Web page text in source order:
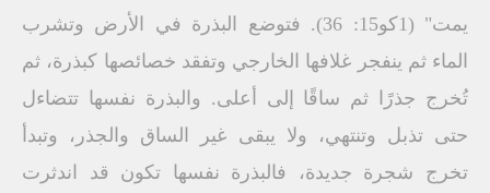
يمت" (1كو15: 36). فتوضع البذرة في الأرض وتشرب
الماء ثم ينفجر غلافها الخارجي وتفقد خصائصها كبذرة، ثم
تُخرج جذرًا ثم ساقًا إلى أعلى. والبذرة نفسها تتضاءل
حتى تذبل وتنتهي، ولا يبقى غير الساق والجذر، وتبدأ
تخرج شجرة جديدة، فالبذرة نفسها تكون قد اندثرت